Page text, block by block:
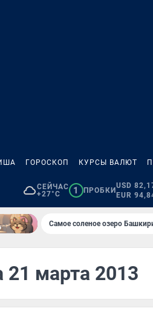
ГОРОСКОП КУРСЫ ВАЛЮТ
СЕЙЧАС
+27°C
1 ПРОБКИ
USD
EUR
Самое соленое озеро
21 марта 2013